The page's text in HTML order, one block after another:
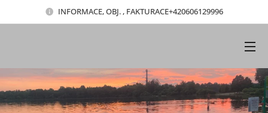
INFORMACE, OBJ. , FAKTURACE+420606129996